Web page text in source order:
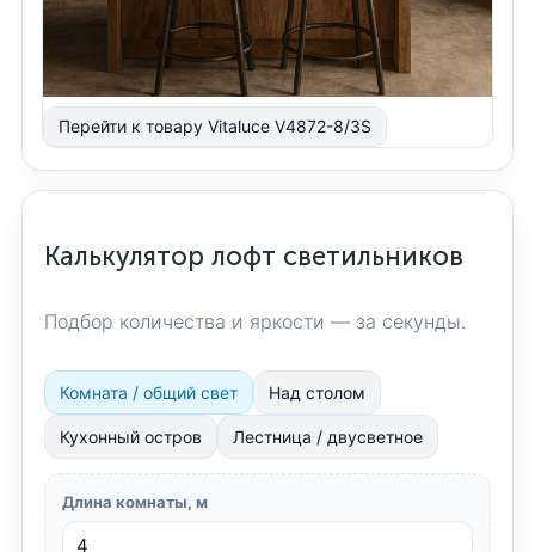
Перейти к товару Vitaluce V4872-8/3S
Калькулятор лофт светильников
Подбор количества и яркости — за секунды.
Комната / общий свет Над столом
Кухонный остров Лестница / двусветное
Длина комнаты, м